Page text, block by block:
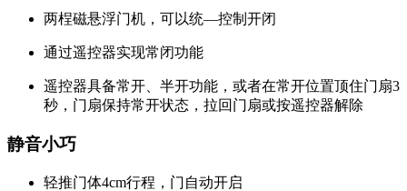
两桯磁悬浮门机，可以统—控制开闭
通过遥控器实现常闭功能
遥控器具备常开、半开功能，或者在常开位置顶住门扇3
秒，门扇保持常开状态，拉回门扇或按遥控器解除
静音小巧
轻推门体4cm行程，门自动开启